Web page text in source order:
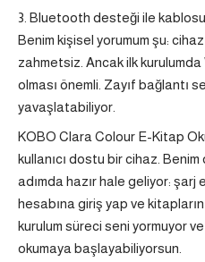
Bluetooth desteği ile
Benim kişisel yorumum şu:
zahmetsiz. Ancak ilk kurulumda
olması önemli. Zayıf bağlantı
yavaşlatabiliyor.
KOBO Clara Colour E-Kitap
kullanıcı dostu bir cihaz.
adımda hazır hale geliyor: şarj
hesabına giriş yap ve
kurulum süreci seni yormuyor
okumaya başlayabiliyorsun.